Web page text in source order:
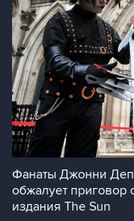
Фанаты Джонни
обжалует приговор
издания The Sun